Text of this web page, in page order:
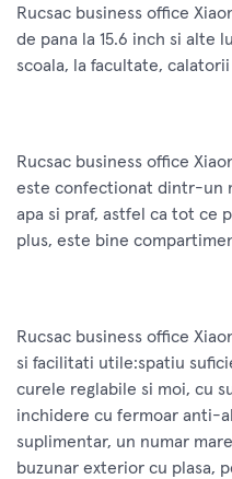
Rucsac business office
de pana la 15.6 inch si alte
scoala, la facultate,
Rucsac business office
este confectionat dintr-un
apa si praf, astfel ca tot ce
plus, este bine
Rucsac business office
si facilitati utile:spatiu
curele reglabile si moi, cu
inchidere cu fermoar anti-
suplimentar, un numar
buzunar exterior cu plasa,